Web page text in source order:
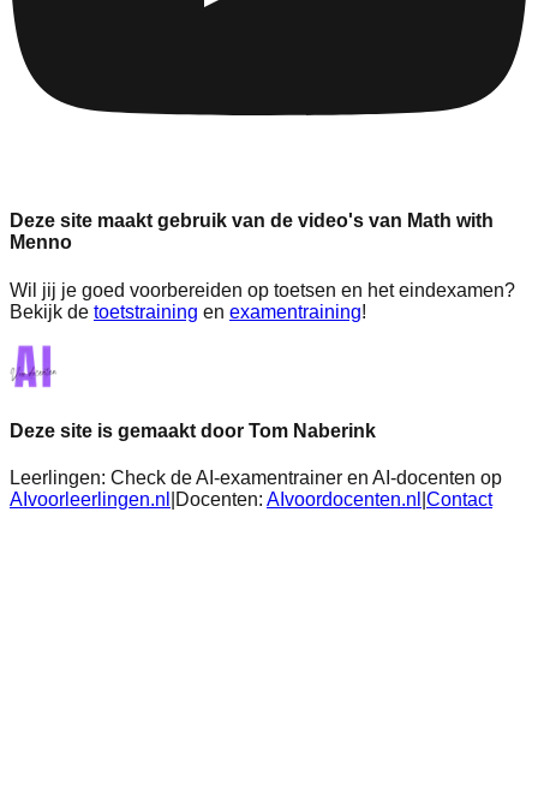
Deze site maakt gebruik van de video's van Math with
Menno
Wil jij je goed voorbereiden op toetsen en het eindexamen?
Bekijk de toetstraining en examentraining!
Deze site is gemaakt door Tom Naberink
Leerlingen: Check de AI-examentrainer en AI-docenten op
AIvoorleerlingen.nl
Docenten: AIvoordocenten.nl Contact